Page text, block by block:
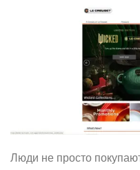
Люди не просто